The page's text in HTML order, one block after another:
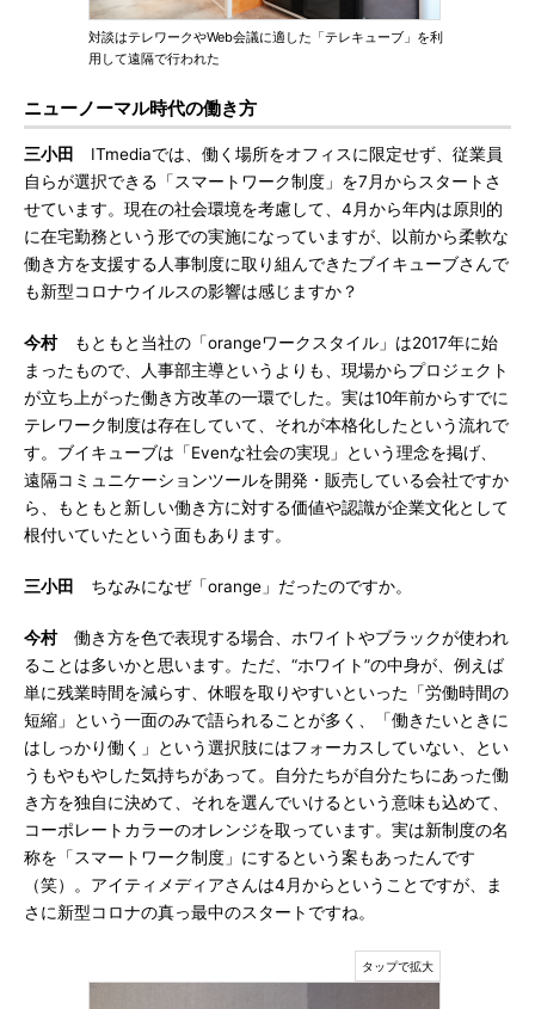
対談はテレワークやWeb会議に適した「テレキューブ」を利
用して遠隔で行われた
ニューノーマル時代の働き方
三小田
ITmediaでは、働く場所をオフィスに限定せず、従業員
自らが選択できる「スマートワーク制度」を7月からスタートさ
せています。現在の社会環境を考慮して、4月から年内は原則的
に在宅勤務という形での実施になっていますが、以前から柔軟な
働き方を支援する人事制度に取り組んできたブイキューブさんで
も新型コロナウイルスの影響は感じますか？
今村もともと当社の「orangeワークスタイル」は2017年に始
まったもので、人事部主導というよりも、現場からプロジェクト
が立ち上がった働き方改革の一環でした。実は10年前からすでに
テレワーク制度は存在していて、それが本格化したという流れで
す。ブイキューブは「Evenな社会の実現」という理念を掲げ、
遠隔コミュニケーションツールを開発・販売している会社ですか
ら、もともと新しい働き方に対する価値や認識が企業文化として
根付いていたという面もあります。
三小田 ちなみになぜ「orange」だったのですか。
今村働き方を色で表現する場合、ホワイトやブラックが使われ
ることは多いかと思います。ただ、“ホワイト”の中身が、例えば
単に残業時間を減らす、休暇を取りやすいといった「労働時間の
短縮」という一面のみで語られることが多く、「働きたいときに
はしっかり働く」という選択肢にはフォーカスしていない、とい
うもやもやした気持ちがあって。自分たちが自分たちにあった働
き方を独自に決めて、それを選んでいけるという意味も込めて、
コーポレートカラーのオレンジを取っています。実は新制度の名
称を「スマートワーク制度」にするという案もあったんです
（笑）。アイティメディアさんは4月からということですが、ま
さに新型コロナの真っ最中のスタートですね。